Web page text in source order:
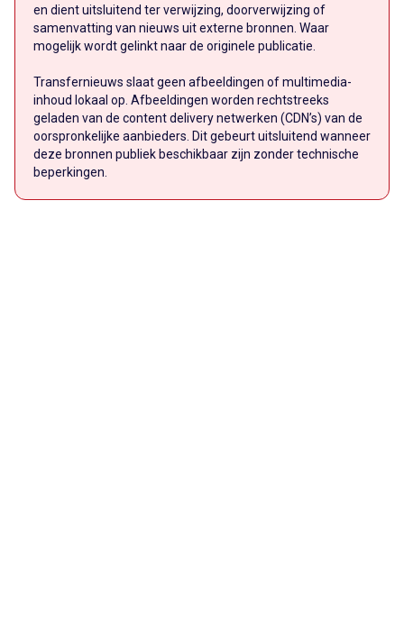
en dient uitsluitend ter verwijzing, doorverwijzing of
samenvatting van nieuws uit externe bronnen. Waar
mogelijk wordt gelinkt naar de originele publicatie.
Transfernieuws slaat geen afbeeldingen of multimedia-
inhoud lokaal op. Afbeeldingen worden rechtstreeks
geladen van de content delivery netwerken (CDN’s) van de
oorspronkelijke aanbieders. Dit gebeurt uitsluitend wanneer
deze bronnen publiek beschikbaar zijn zonder technische
beperkingen.